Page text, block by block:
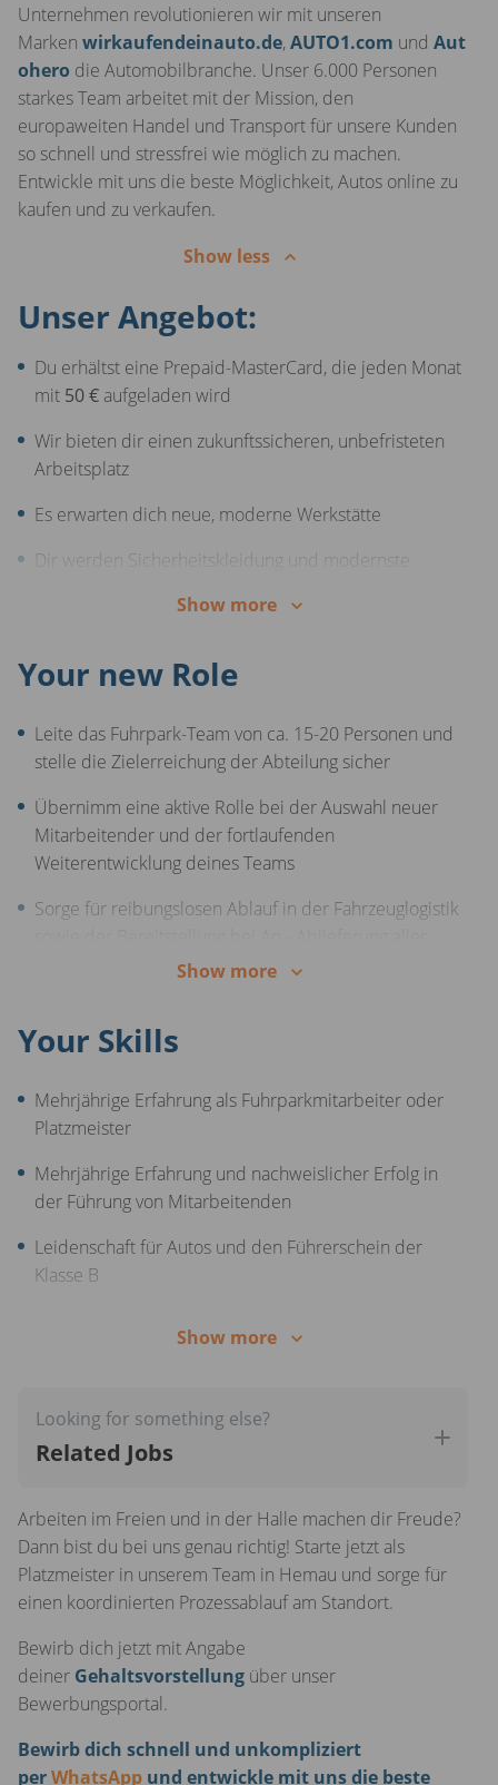
Unternehmen revolutionieren wir mit unseren
Marken wirkaufendeinauto.de,AUTO1.com und Aut
ohero die Automobilbranche. Unser 6.000 Personen
starkes Team arbeitet mit der Mission, den
europaweiten Handel und Transport für unsere Kunden
so schnell und stressfrei wie möglich zu machen.
Entwickle mit uns die beste Möglichkeit, Autos online zu
kaufen und zu verkaufen.
Show less
Unser Angebot:
Du erhältst eine Prepaid-MasterCard, die jeden Monat
mit 50 € aufgeladen wird
Wir bieten dir einen zukunftssicheren, unbefristeten
Arbeitsplatz
Es erwarten dich neue, moderne Werkstätte
Dir werden Sicherheitskleidung und modernste
Überstunden
Uns ist deine Zukunft wichtig, deshalb gibt es bei uns
einen übergesetzlichen Zuschuss zur betrieblichen
Altersvorsorge
28 Tage Urlaub und nach einem Jahr 30 Tage
Rabatt auf dein neues Auto und weitere
Mitarbeiterrabatte
Show more
Your new Role
Leite das Fuhrpark-Team von ca. 15-20 Personen und
stelle die Zielerreichung der Abteilung sicher
Übernimm eine aktive Rolle bei der Auswahl neuer
Mitarbeitender und der fortlaufenden
Weiterentwicklung deines Teams
Sorge für reibungslosen Ablauf in der Fahrzeuglogistik
Fahrzeuge am Standort
für die rechtzeitige Verfügbarkeit der im
Erkenne Verbesserungspotentiale und setze diese im
Bereich Arbeitsplatzgestaltung eigenverantwortlich um
Sorge für einen täglich aktuellen Fahrzeugbestand
und führe hierzu notwendige Fahrzeug Inventuren
durch
Show more
Your Skills
Mehrjährige Erfahrung als Fuhrparkmitarbeiter oder
Platzmeister
Mehrjährige Erfahrung und nachweislicher Erfolg in
der Führung von Mitarbeitenden
Leidenschaft für Autos und den Führerschein der
Klasse B
ausgeprägtes technisches Verständnis
Koordinierte, strukturierte und selbstständige
Belastbarkeit, Eigeninitiative sowie ausgeprägte
Teamplayer-Qualitäten
Show more
Looking for something else?
Related Jobs
Arbeiten im Freien und in der Halle machen dir Freude?
Dann bist du bei uns genau richtig! Starte jetzt als
Platzmeister in unserem Team in Hemau und sorge für
einen koordinierten Prozessablauf am Standort.
Bewirb dich jetzt mit Angabe
deiner Gehaltsvorstellung über unser
Bewerbungsportal.
Bewirb dich schnell und unkompliziert
perWhatsApp und entwickle mit uns die beste